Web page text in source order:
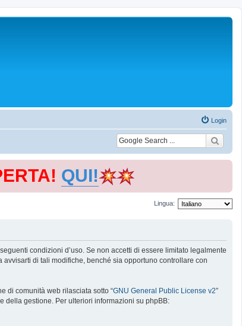
Login
QUI!
Lingua:
condizioni d’uso. Se non accetti di essere limitato legalmente
di tali modifiche, benché sia opportuno controllare con
di comunità web rilasciata sotto “GNU General Public License v2”
della gestione. Per ulteriori informazioni su phpBB: